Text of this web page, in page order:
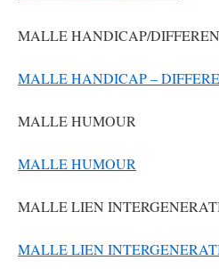
MALLE HANDICAP/
MALLE HANDICAP –
MALLE HUMOUR
MALLE HUMOUR
MALLE LIEN
MALLE LIEN